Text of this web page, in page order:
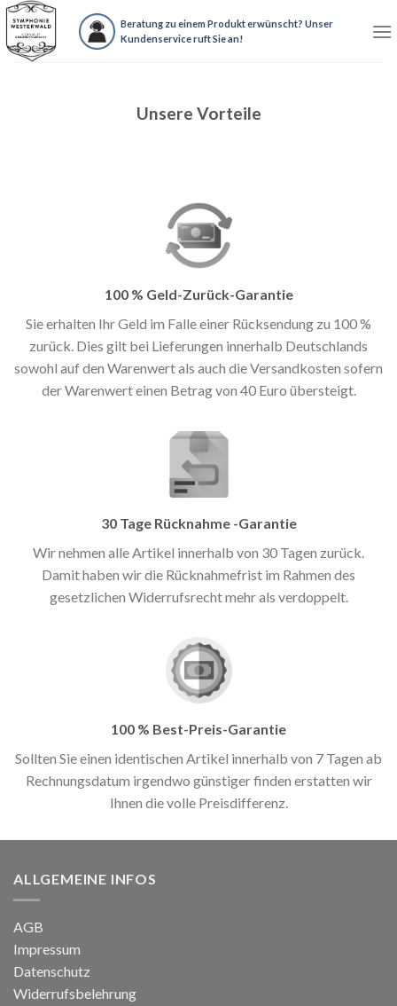
Skip
to
content
Beratung zu einem Produkt erwünscht? Unser
Kundenservice ruft Sie an!
Unsere Vorteile
100 % Geld-Zurück-Garantie
Sie erhalten Ihr Geld im Falle einer Rücksendung zu 100 %
zurück. Dies gilt bei Lieferungen innerhalb Deutschlands
sowohl auf den Warenwert als auch die Versandkosten sofern
der Warenwert einen Betrag von 40 Euro übersteigt.
30 Tage Rücknahme -Garantie
Wir nehmen alle Artikel innerhalb von 30 Tagen zurück.
Damit haben wir die Rücknahmefrist im Rahmen des
gesetzlichen Widerrufsrecht mehr als verdoppelt.
100 % Best-Preis-Garantie
Sollten Sie einen identischen Artikel innerhalb von 7 Tagen ab
Rechnungsdatum irgendwo günstiger finden erstatten wir
Ihnen die volle Preisdifferenz.
ALLGEMEINE INFOS
AGB
Impressum
Datenschutz
Widerrufsbelehrung